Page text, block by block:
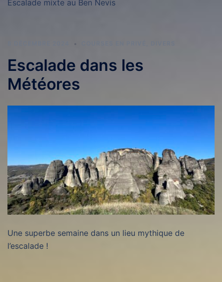
Escalade mixte au Ben Nevis
Escalade dans les
Météores
Une superbe semaine dans un lieu mythique de
l’escalade !